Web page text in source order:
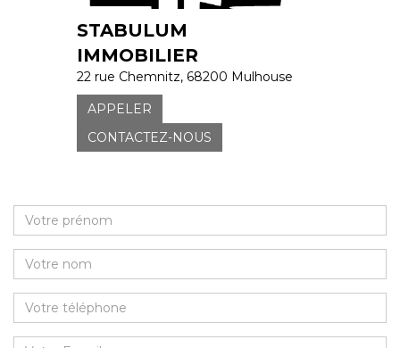
STABULUM
IMMOBILIER
22 rue Chemnitz, 68200 Mulhouse
APPELER
CONTACTEZ-NOUS